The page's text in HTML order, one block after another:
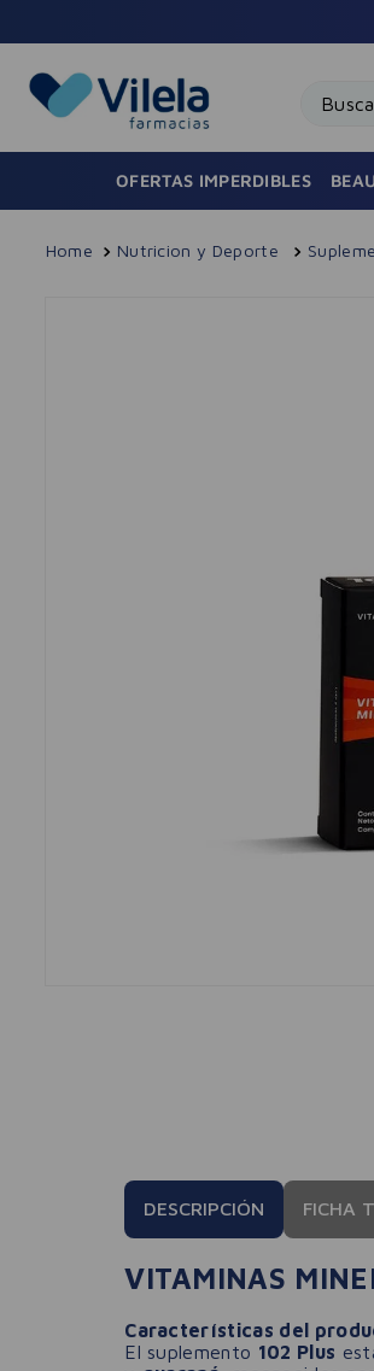
OFERTAS IMPERDIBLES
Nutricion y Deporte
DESCRIPCIÓN FICHA
VITAMINAS
Características del
El suplemento 102 Plus